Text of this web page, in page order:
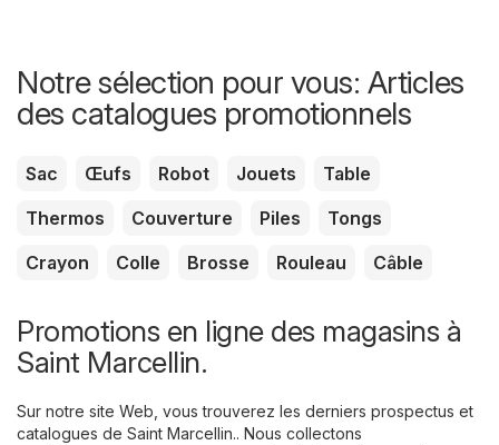
Notre sélection pour vous: Articles
des catalogues promotionnels
Sac Œufs Robot Jouets
Table
Thermos
Couverture Piles
Tongs
Crayon
Colle Brosse Rouleau Câble
Promotions en ligne des magasins à
Saint Marcellin.
Sur notre site Web, vous trouverez les derniers prospectus et
catalogues de Saint Marcellin.. Nous collectons